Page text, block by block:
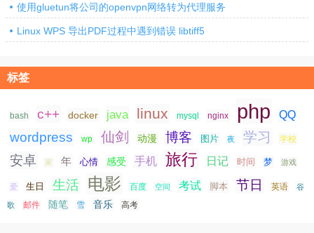
使用gluetun将公司的openvpn网络转为代理服务
Linux WPS 导出PDF过程中遇到错误 libtiff5
标签
bash c++ docker java linux mysql nginx php QQ
wordpress wp 仙剑 动漫 博客 图片 夜 学习 学校
安卓 家 年 心情 感受 手机 旅行 日记 时间 梦 游戏
爱 生日 生活 电影 百度 空间 考试 脚本 节日 英语 谷
歌 邮件 随笔 雪 音乐 高考